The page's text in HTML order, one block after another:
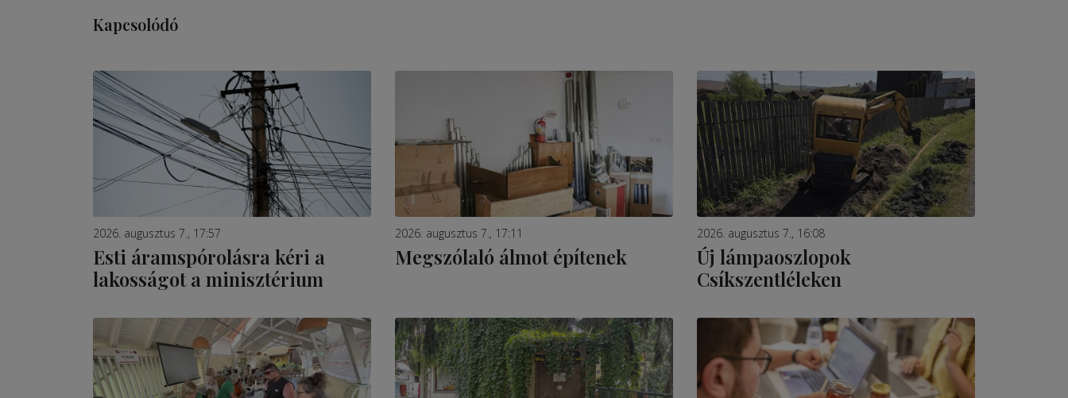
Kapcsolódó
2026. augusztus 7., 17:57
Esti áramspórolásra kéri a
lakosságot a minisztérium
2026. augusztus 7., 17:11
Megszólaló álmot építenek
2026. augusztus 7., 16:08
Új lámpaoszlopok
Csíkszentléleken